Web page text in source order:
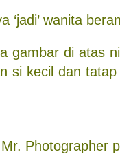
‘jadi’ wanita
gambar di atas
si kecil dan
Photographer